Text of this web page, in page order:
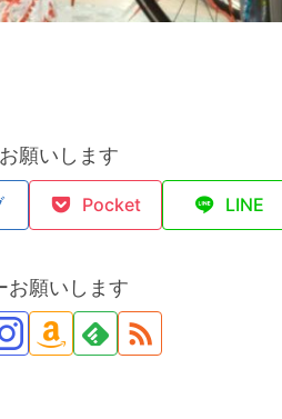
願いします
Pocket LINE
お願いします